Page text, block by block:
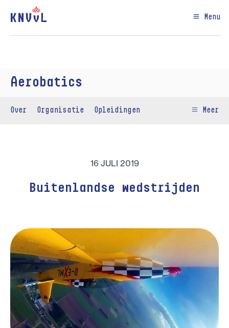
Menu
Aerobatics
Over Organisatie Opleidingen Meer
16 JULI 2019
Buitenlandse wedstrijden